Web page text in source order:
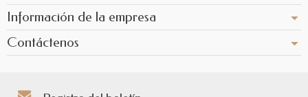
Información de la empresa
Contáctenos